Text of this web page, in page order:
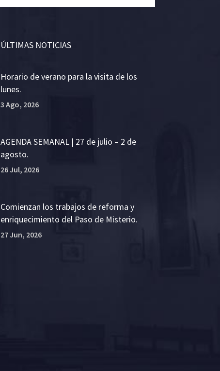
ÚLTIMAS NOTICIAS
Horario de verano para la visita de los
lunes.
3 Ago, 2026
AGENDA SEMANAL | 27 de julio – 2 de
agosto.
26 Jul, 2026
Comienzan los trabajos de reforma y
enriquecimiento del Paso de Misterio.
27 Jun, 2026